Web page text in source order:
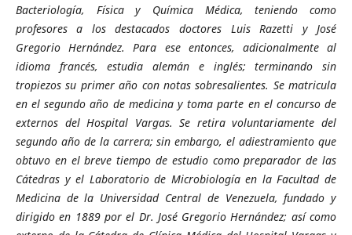
Bacteriología, Física y Química Médica, teniendo como
profesores a los destacados doctores Luis Razetti y José
Gregorio Hernández. Para ese entonces, adicionalmente al
idioma francés, estudia alemán e inglés; terminando sin
tropiezos su primer año con notas sobresalientes. Se matricula
en el segundo año de medicina y toma parte en el concurso de
externos del Hospital Vargas. Se retira voluntariamente del
segundo año de la carrera; sin embargo, el adiestramiento que
obtuvo en el breve tiempo de estudio como preparador de las
Cátedras y el Laboratorio de Microbiología en la Facultad de
Medicina de la Universidad Central de Venezuela, fundado y
dirigido en 1889 por el Dr. José Gregorio Hernández; así como